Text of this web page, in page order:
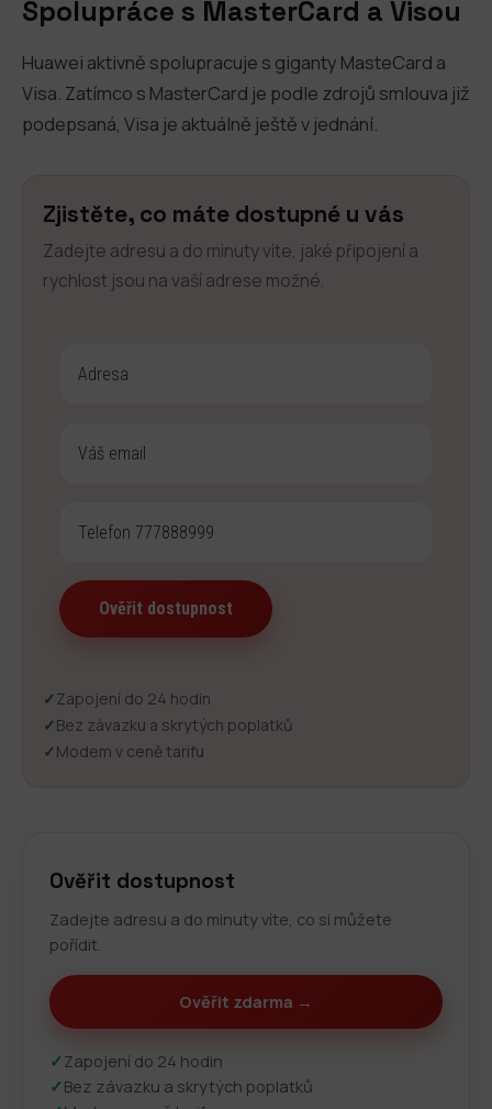
Spolupráce s MasterCard a Visou
Huawei aktivně spolupracuje s giganty MasteCard a
Visa. Zatímco s MasterCard je podle zdrojů smlouva již
podepsaná, Visa je aktuálně ještě v jednání.
Zjistěte, co máte dostupné u vás
Zadejte adresu a do minuty víte, jaké připojení a
rychlost jsou na vaší adrese možné.
✓Zapojení do 24 hodin
✓Bez závazku a skrytých poplatků
✓Modem v ceně tarifu
Ověřit dostupnost
Zadejte adresu a do minuty víte, co si můžete
pořídit.
Ověřit zdarma →
✓Zapojení do 24 hodin
✓Bez závazku a skrytých poplatků